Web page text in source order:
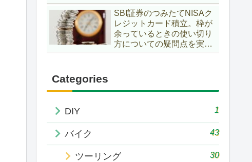
SBI証券のつみたてNISAク
レジットカード積立。枠が
余っているときの使い切り
方についての疑問点を実際
の利用履歴から確認
Categories
DIY 1
バイク 43
ツーリング 30